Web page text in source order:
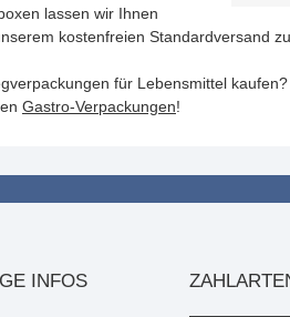
lassen wir Ihnen
kostenfreien Standardversand
für Lebensmittel
Gastro-Verpackungen!
INFOS